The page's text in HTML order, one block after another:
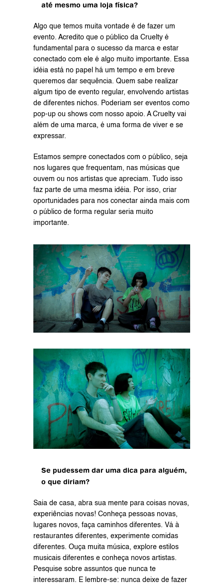
até mesmo uma loja física?
Algo que temos muita vontade é de fazer um
evento. Acredito que o público da Cruelty é
fundamental para o sucesso da marca e estar
conectado com ele é algo muito importante. Essa
idéia está no papel há um tempo e em breve
queremos dar sequência. Quem sabe realizar
algum tipo de evento regular, envolvendo artistas
de diferentes nichos. Poderiam ser eventos como
pop-up ou shows com nosso apoio. A Cruelty vai
além de uma marca, é uma forma de viver e se
expressar.
Estamos sempre conectados com o público, seja
nos lugares que frequentam, nas músicas que
ouvem ou nos artistas que apreciam. Tudo isso
faz parte de uma mesma idéia. Por isso, criar
oportunidades para nos conectar ainda mais com
o público de forma regular seria muito
importante.
Se pudessem dar uma dica para alguém,
o que diriam?
Saia de casa, abra sua mente para coisas novas,
experiências novas! Conheça pessoas novas,
lugares novos, faça caminhos diferentes. Vá à
restaurantes diferentes, experimente comidas
diferentes. Ouça muita música, explore estilos
musicais diferentes e conheça novos artistas.
Pesquise sobre assuntos que nunca te
interessaram. E lembre-se: nunca deixe de fazer